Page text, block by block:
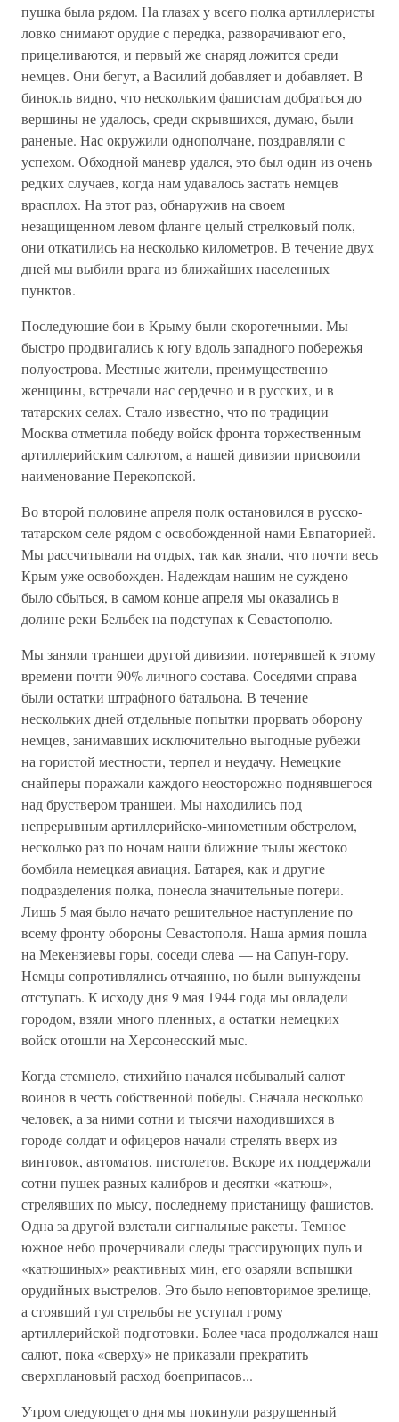
пушка была рядом. На глазах у всего полка артиллеристы
ловко снимают орудие с передка, разворачивают его,
прицеливаются, и первый же снаряд ложится среди
немцев. Они бегут, а Василий добавляет и добавляет. В
бинокль видно, что нескольким фашистам добраться до
вершины не удалось, среди скрывшихся, думаю, были
раненые. Нас окружили однополчане, поздравляли с
успехом. Обходной маневр удался, это был один из очень
редких случаев, когда нам удавалось застать немцев
врасплох. На этот раз, обнаружив на своем
незащищенном левом фланге целый стрелковый полк,
они откатились на несколько километров. В течение двух
дней мы выбили врага из ближайших населенных
пунктов.
Последующие бои в Крыму были скоротечными. Мы
быстро продвигались к югу вдоль западного побережья
полуострова. Местные жители, преимущественно
женщины, встречали нас сердечно и в русских, и в
татарских селах. Стало известно, что по традиции
Москва отметила победу войск фронта торжественным
артиллерийским салютом, а нашей дивизии присвоили
наименование Перекопской.
Во второй половине апреля полк остановился в русско-
татарском селе рядом с освобожденной нами Евпаторией.
Мы рассчитывали на отдых, так как знали, что почти весь
Крым уже освобожден. Надеждам нашим не суждено
было сбыться, в самом конце апреля мы оказались в
долине реки Бельбек на подступах к Севастополю.
Мы заняли траншеи другой дивизии, потерявшей к этому
времени почти 90% личного состава. Соседями справа
были остатки штрафного батальона. В течение
нескольких дней отдельные попытки прорвать оборону
немцев, занимавших исключительно выгодные рубежи
на гористой местности, терпел и неудачу. Немецкие
снайперы поражали каждого неосторожно поднявшегося
над бруствером траншеи. Мы находились под
непрерывным артиллерийско-минометным обстрелом,
несколько раз по ночам наши ближние тылы жестоко
бомбила немецкая авиация. Батарея, как и другие
подразделения полка, понесла значительные потери.
Лишь 5 мая было начато решительное наступление по
всему фронту обороны Севастополя. Наша армия пошла
на Мекензиевы горы, соседи слева — на Сапун-гору.
Немцы сопротивлялись отчаянно, но были вынуждены
отступать. К исходу дня 9 мая 1944 года мы овладели
городом, взяли много пленных, а остатки немецких
войск отошли на Херсонесский мыс.
Когда стемнело, стихийно начался небывалый салют
воинов в честь собственной победы. Сначала несколько
человек, а за ними сотни и тысячи находившихся в
городе солдат и офицеров начали стрелять вверх из
винтовок, автоматов, пистолетов. Вскоре их поддержали
сотни пушек разных калибров и десятки «катюш»,
стрелявших по мысу, последнему пристанищу фашистов.
Одна за другой взлетали сигнальные ракеты. Темное
южное небо прочерчивали следы трассирующих пуль и
«катюшиных» реактивных мин, его озаряли вспышки
орудийных выстрелов. Это было неповторимое зрелище,
а стоявший гул стрельбы не уступал грому
артиллерийской подготовки. Более часа продолжался наш
салют, пока «сверху» не приказали прекратить
сверхплановый расход боеприпасов...
Утром следующего дня мы покинули разрушенный